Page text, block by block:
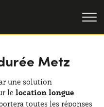
Metz
une solution
le location longue
toutes les réponses